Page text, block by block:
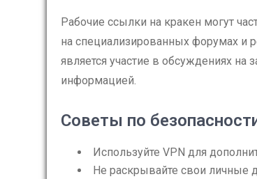
Рабочие ссылки на кракен могут
на специализированных форумах и
является участие в обсуждениях на
информацией.
Советы по
Используйте VPN для
Не раскрывайте свои личные